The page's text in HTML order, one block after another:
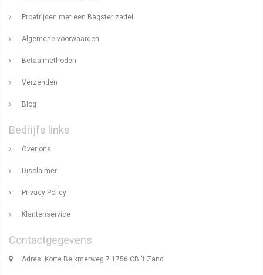
Proefrijden met een Bagster zadel
Algemene voorwaarden
Betaalmethoden
Verzenden
Blog
Bedrijfs links
Over ons
Disclaimer
Privacy Policy
Klantenservice
Contactgegevens
Adres: Korte Belkmerweg 7 1756 CB 't Zand